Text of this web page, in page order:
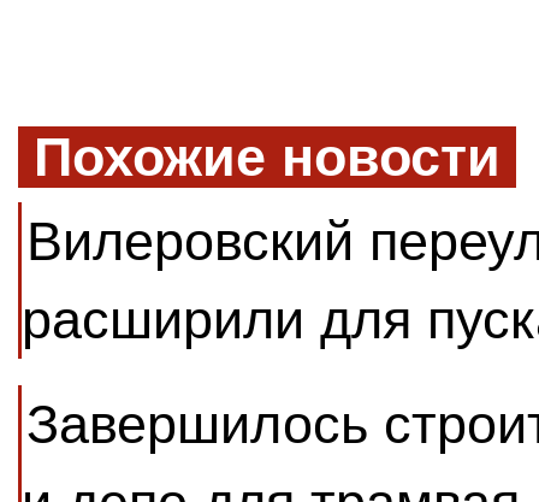
Похожие новости
Вилеровский
расширили для
Завершилось